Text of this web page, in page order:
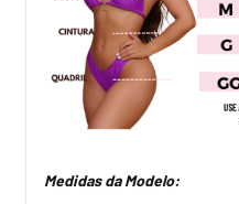
Medidas da Modelo: